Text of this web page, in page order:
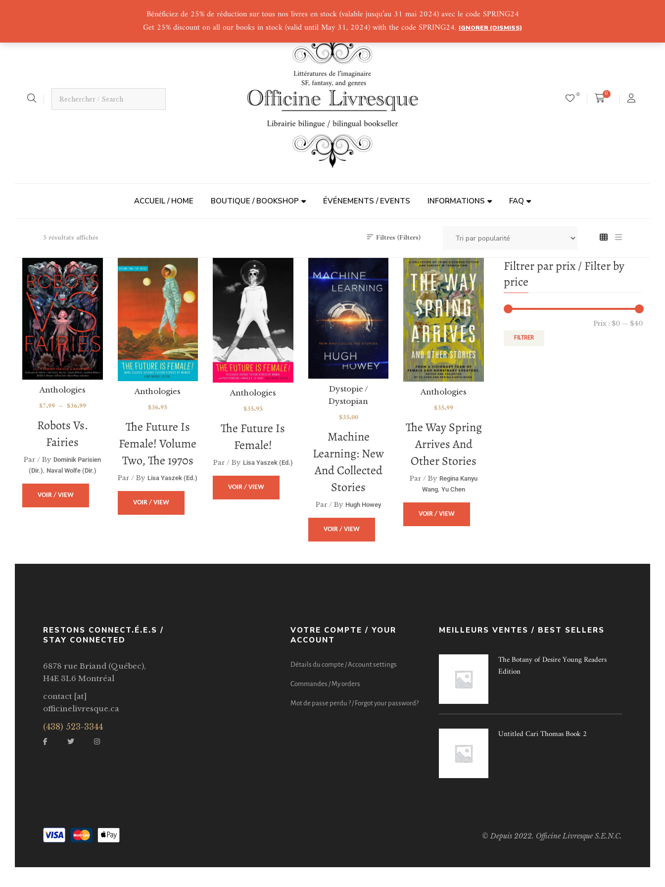
Bénéficiez de 25% de réduction sur tous nos livres en stock (valable jusqu’au 31 mai 2024) avec le code SPRING24
Get 25% discount on all our books in stock (valid until May 31, 2024) with the code SPRING24. IGNORER (DISMISS)
0 0
ACCUEIL / HOME BOUTIQUE / BOOKSHOP ÉVÉNEMENTS / EVENTS INFORMATIONS FAQ
5 résultats affichés Filtres (Filters)
Robots Vs.
Fairies
Anthologies
$7.99 – $36.99
Par / By Dominik Parisien
(dir.), Naval Wolfe (dir.)
VOIR / VIEW
The Future Is
Female! Volume
Two, The 1970s
Anthologies
$36.95
Par / By Lisa Yaszek (ed.)
VOIR / VIEW
The Future Is
Female!
Anthologies
$35.95
Par / By Lisa Yaszek (ed.)
VOIR / VIEW
Machine
Learning: New
And Collected
Stories
Dystopie /
Dystopian
$35.00
Par / By Hugh Howey
VOIR / VIEW
The Way Spring
Arrives And
Other Stories
Anthologies
$35.99
Par / By Regina Kanyu
Wang,Yu Chen
VOIR / VIEW
Filtrer par prix / Filter by
price
FILTRER
Prix : $0 — $40
RESTONS CONNECT.É.E.S /
STAY CONNECTED
6878 rue Briand (Québec),
H4E 3L6 Montréal
contact [at]
officinelivresque.ca
(438) 523-3344
VOTRE COMPTE / YOUR
ACCOUNT
Détails du compte / Account settings
Commandes / My orders
Mot de passe perdu ? / Forgot your password?
MEILLEURS VENTES / BEST SELLERS
The Botany of Desire Young Readers
Edition
Untitled Cari Thomas Book 2
© Depuis 2022. Officine Livresque S.E.N.C.